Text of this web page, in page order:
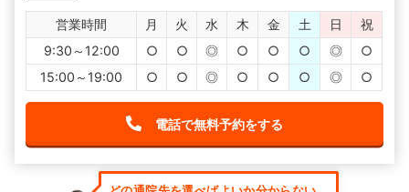
営業時間 月 火 水 木 金 土 日
祝
9:30～12:00
○ ○ ◎ ○ ○ ○ ◎
○
15:00～19:00
○ ○ ◎ ○ ○ ○ ◎ ○
電話で無料予約をする